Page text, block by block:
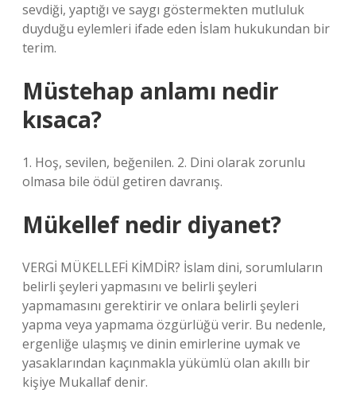
sevdiği, yaptığı ve saygı göstermekten mutluluk
duyduğu eylemleri ifade eden İslam hukukundan bir
terim.
Müstehap anlamı nedir
kısaca?
1. Hoş, sevilen, beğenilen. 2. Dini olarak zorunlu
olmasa bile ödül getiren davranış.
Mükellef nedir diyanet?
VERGİ MÜKELLEFİ KİMDİR? İslam dini, sorumluların
belirli şeyleri yapmasını ve belirli şeyleri
yapmamasını gerektirir ve onlara belirli şeyleri
yapma veya yapmama özgürlüğü verir. Bu nedenle,
ergenliğe ulaşmış ve dinin emirlerine uymak ve
yasaklarından kaçınmakla yükümlü olan akıllı bir
kişiye Mukallaf denir.